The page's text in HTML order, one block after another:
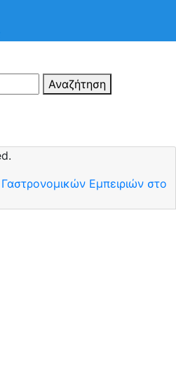
Αναζήτηση
Εμπειριών στο